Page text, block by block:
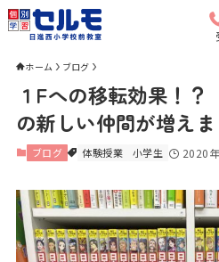
ホーム ブログ
１Fへの移転効果！
の新しい仲間が増えま
ブログ 体験授業 小学生 2020